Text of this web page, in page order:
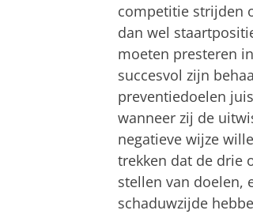
competitie strijden
dan wel
moeten presteren
succesvol zijn
preventiedoelen
wanneer zij de
negatieve wijze
trekken dat de drie
stellen van doelen,
schaduwzijde